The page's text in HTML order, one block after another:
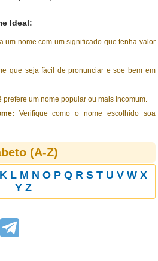
Ideal:
um nome com um significado que tenha valor
que seja fácil de pronunciar e soe bem em
prefere um nome popular ou mais incomum.
Verifique como o nome escolhido soa
(A-Z)
K L M N O P Q R S T U V W X
Y Z